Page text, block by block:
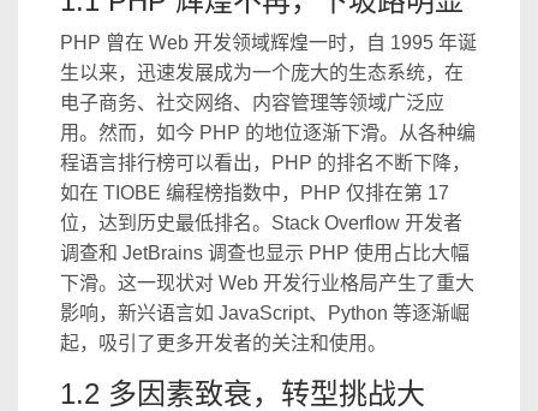
PHP 曾在 Web 开发领域辉煌一时，自 1995 年诞
生以来，迅速发展成为一个庞大的生态系统，在
电子商务、社交网络、内容管理等领域广泛应
用。然而，如今 PHP 的地位逐渐下滑。从各种编
程语言排行榜可以看出，PHP 的排名不断下降，
如在 TIOBE 编程榜指数中，PHP 仅排在第 17
位，达到历史最低排名。Stack Overflow 开发者
调查和 JetBrains 调查也显示 PHP 使用占比大幅
下滑。这一现状对 Web 开发行业格局产生了重大
影响，新兴语言如 JavaScript、Python 等逐渐崛
起，吸引了更多开发者的关注和使用。
1.2 多因素致衰，转型挑战大